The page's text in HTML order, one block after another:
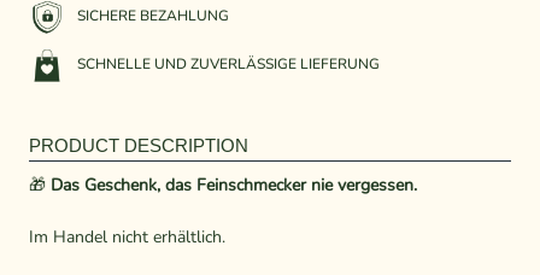
SICHERE BEZAHLUNG
SCHNELLE UND ZUVERLÄSSIGE LIEFERUNG
PRODUCT DESCRIPTION
🎁 Das Geschenk, das Feinschmecker nie vergessen.
Im Handel nicht erhältlich.